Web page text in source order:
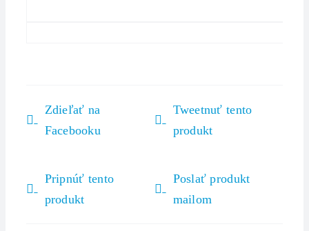
Zdieľať na
Facebooku
Tweetnuť tento
produkt
Pripnúť tento
produkt
Poslať produkt
mailom